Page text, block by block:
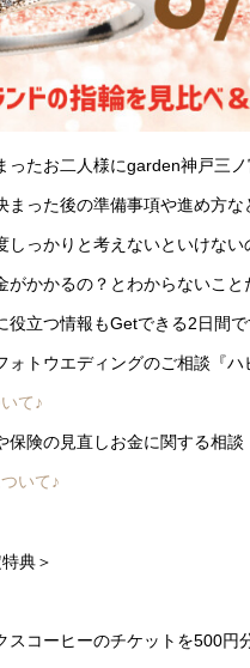
ったお二人様にgarden神戸三
まった後の準備事項や進め方
しっかりと考えないといけな
がかかるの？とわからないこ
役立つ情報もGetできる2日間
ォトウエディングのご相談『ハ
て♪
保険の見直しお金に関する相談
いて♪
典＞
スコーヒーのチケットを500円